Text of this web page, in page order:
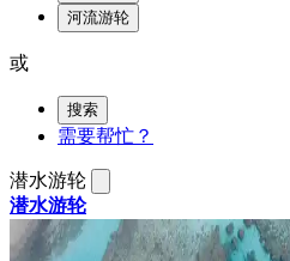
河流游轮
或
搜索
需要帮忙？
潜水游轮
潜水游轮